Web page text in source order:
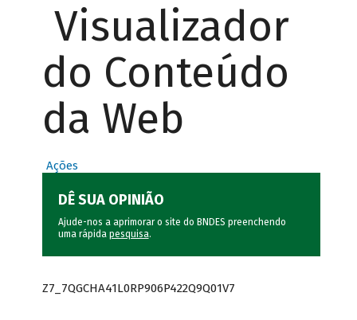
Visualizador
do Conteúdo
da Web
Ações
DÊ SUA OPINIÃO
Ajude-nos a aprimorar o site do BNDES preenchendo
uma rápida pesquisa.
Z7_7QGCHA41L0RP906P422Q9Q01V7